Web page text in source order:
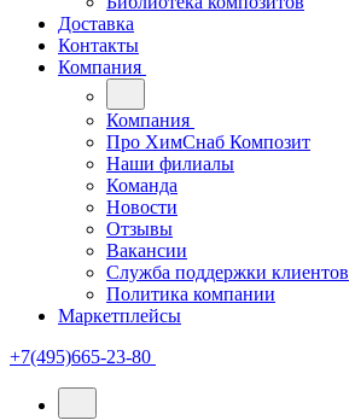
Доставка
Контакты
Компания
Компания
Про ХимСнаб Композит
Наши филиалы
Команда
Новости
Отзывы
Вакансии
Служба поддержки клиентов
Политика компании
Маркетплейсы
+7(495)665-23-80